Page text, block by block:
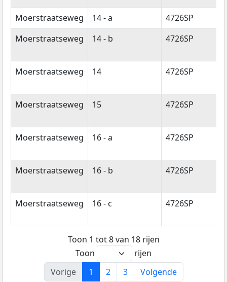
Moerstraatseweg 14 - a 4726SP
Moerstraatseweg
14 - b 4726SP
Moerstraatseweg 14 4726SP
Moerstraatseweg 15 4726SP
Moerstraatseweg 16 - a 4726SP
Moerstraatseweg 16 - b 4726SP
Moerstraatseweg 16 - c 4726SP
Toon 1 tot 8 van 18 rijen
Toon
rijen
Vorige
1 2 3 Volgende